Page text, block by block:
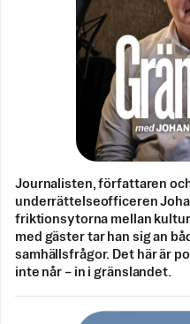
Journalisten, författaren
underrättelseofficeren
friktionsytorna mellan
med gäster tar han sig an
samhällsfrågor. Det här är
inte når – in i gränslandet.